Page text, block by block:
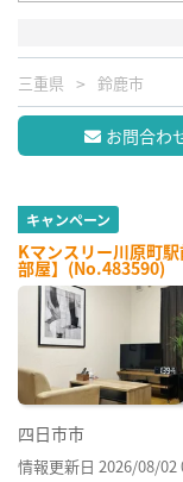
三重県 鈴鹿市
お問合わ
キャンペーン
Kマンスリー川原町
部屋】(No.483590)
四日市市
情報更新日 2026/08/02